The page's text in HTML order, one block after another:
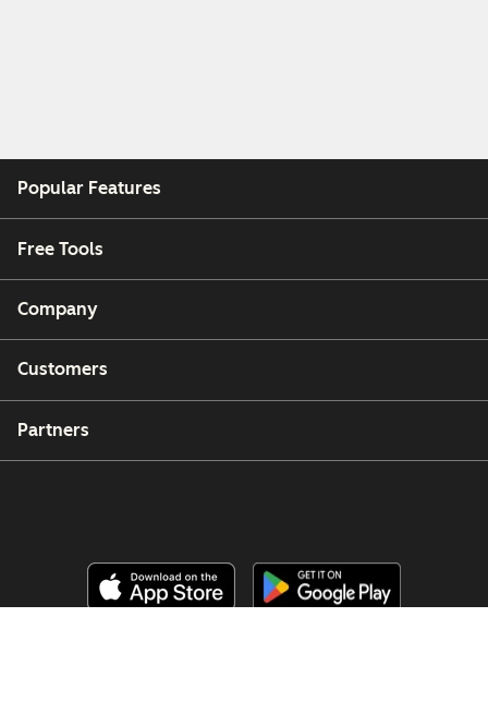
Popular Features
Free Tools
Company
Customers
Partners